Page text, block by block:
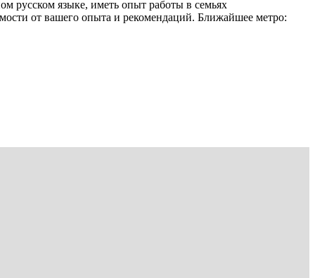
русском языке, иметь опыт работы в семьях
от вашего опыта и рекомендаций. Ближайшее метро: